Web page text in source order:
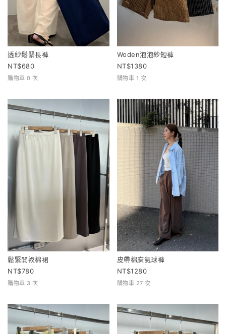
透紗鬆緊長褲
680
購物車 0 次
Woden泡泡紗短褲
1380
購物車 1 次
鬆緊開衩棉裙
780
購物車 3 次
皮帶棉麻氣球褲
1280
購物車 27 次